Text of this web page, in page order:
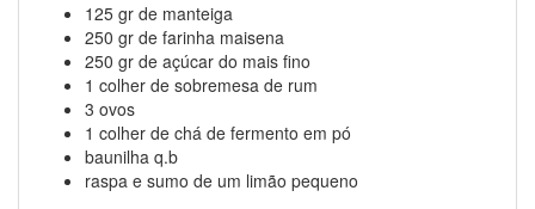
125 gr de manteiga
250 gr de farinha maisena
250 gr de açúcar do mais fino
1 colher de sobremesa de rum
3 ovos
1 colher de chá de fermento em pó
baunilha q.b
raspa e sumo de um limão pequeno